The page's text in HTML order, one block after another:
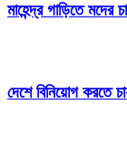
মাহেন্দ্র গাড়িতে
দেশে বিনিয়োগ করতে